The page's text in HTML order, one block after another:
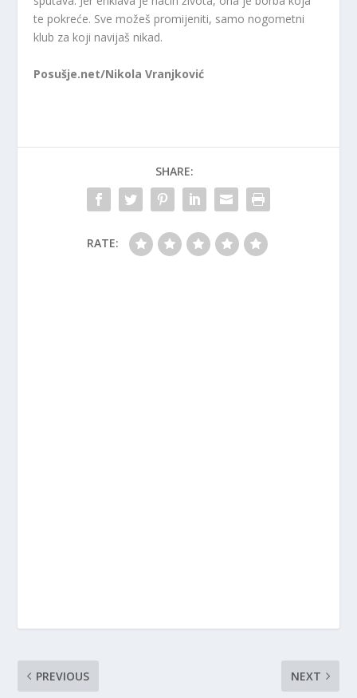
te pokreće. Sve možeš promijeniti, samo nogometni
klub za koji navijaš nikad.
Posušje.net/Nikola Vranjković
SHARE:
RATE:
PREVIOUS NEXT